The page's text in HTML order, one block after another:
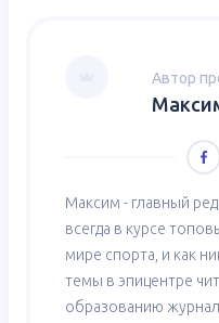
Автор
Максим - главный
всегда в курсе
мире спорта, и как
темы в эпицентре
образованию